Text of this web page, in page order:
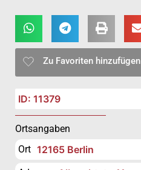
Zu Favoriten hinzufügen
ID: 11379
Ortsangaben
Ort 12165 Berlin